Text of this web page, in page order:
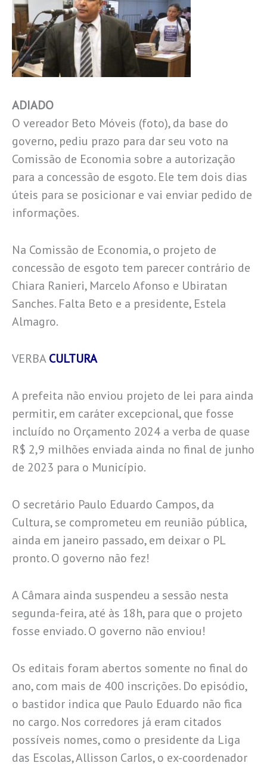
ADIADO
O vereador Beto Móveis (foto), da base do
governo, pediu prazo para dar seu voto na
Comissão de Economia sobre a autorização
para a concessão de esgoto. Ele tem dois dias
úteis para se posicionar e vai enviar pedido de
informações.
Na Comissão de Economia, o projeto de
concessão de esgoto tem parecer contrário de
Chiara Ranieri, Marcelo Afonso e Ubiratan
Sanches. Falta Beto e a presidente, Estela
Almagro.
VERBACULTURA
A prefeita não enviou projeto de lei para ainda
permitir, em caráter excepcional, que fosse
incluído no Orçamento 2024 a verba de quase
R$ 2,9 milhões enviada ainda no final de junho
de 2023 para o Município.
O secretário Paulo Eduardo Campos, da
Cultura, se comprometeu em reunião pública,
ainda em janeiro passado, em deixar o PL
pronto. O governo não fez!
A Câmara ainda suspendeu a sessão nesta
segunda-feira, até às 18h, para que o projeto
fosse enviado. O governo não enviou!
Os editais foram abertos somente no final do
ano, com mais de 400 inscrições. Do episódio,
o bastidor indica que Paulo Eduardo não fica
no cargo. Nos corredores já eram citados
possíveis nomes, como o presidente da Liga
das Escolas, Allisson Carlos, o ex-coordenador